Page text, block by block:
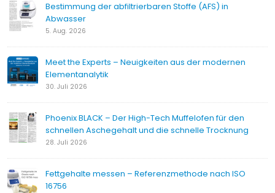
Bestimmung der abfiltrierbaren Stoffe (AFS) in
Abwasser
5. Aug. 2026
Meet the Experts – Neuigkeiten aus der modernen
Elementanalytik
30. Juli 2026
Phoenix BLACK – Der High-Tech Muffelofen für den
schnellen Aschegehalt und die schnelle Trocknung
28. Juli 2026
Fettgehalte messen – Referenzmethode nach ISO
16756